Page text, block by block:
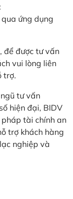
ứng dụng
để được tư vấn
vui lòng liên
trợ.
tư vấn
hiện đại, BIDV
tài chính an
trợ khách hàng
nghiệp và